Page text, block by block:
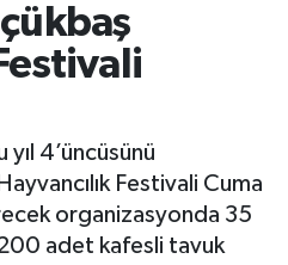
yıl 4’üncüsünü
Festivali Cuma
organizasyonda 35
adet kafesli tavuk
ve Fikstür